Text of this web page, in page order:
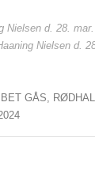
Nielsen d. 28.
Nielsen d.
GÅS,